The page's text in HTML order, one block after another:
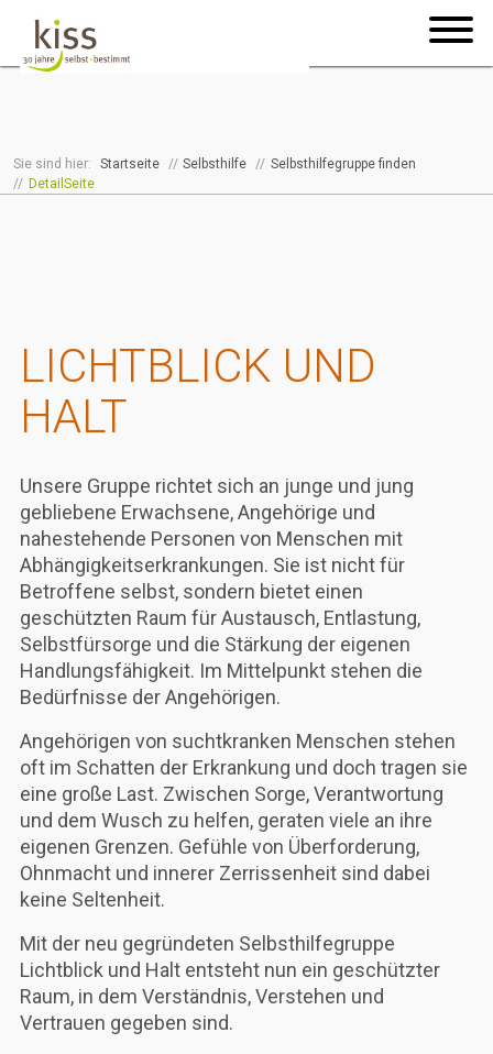
Sie sind hier: Startseite // Selbsthilfe // Selbsthilfegruppe finden
// DetailSeite
LICHTBLICK UND
HALT
Unsere Gruppe richtet sich an junge und jung
gebliebene Erwachsene, Angehörige und
nahestehende Personen von Menschen mit
Abhängigkeitserkrankungen. Sie ist nicht für
Betroffene selbst, sondern bietet einen
geschützten Raum für Austausch, Entlastung,
Selbstfürsorge und die Stärkung der eigenen
Handlungsfähigkeit. Im Mittelpunkt stehen die
Bedürfnisse der Angehörigen.
Angehörigen von suchtkranken Menschen stehen
oft im Schatten der Erkrankung und doch tragen sie
eine große Last. Zwischen Sorge, Verantwortung
und dem Wusch zu helfen, geraten viele an ihre
eigenen Grenzen. Gefühle von Überforderung,
Ohnmacht und innerer Zerrissenheit sind dabei
keine Seltenheit.
Mit der neu gegründeten Selbsthilfegruppe
Lichtblick und Halt entsteht nun ein geschützter
Raum, in dem Verständnis, Verstehen und
Vertrauen gegeben sind.